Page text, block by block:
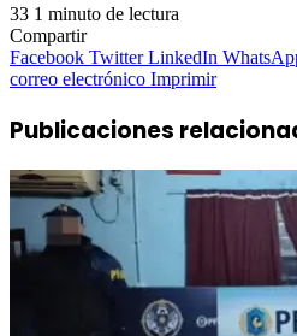
33 1 minuto de lectura
Compartir
Facebook Twitter LinkedIn
correo electrónico Imprimir
Publicaciones